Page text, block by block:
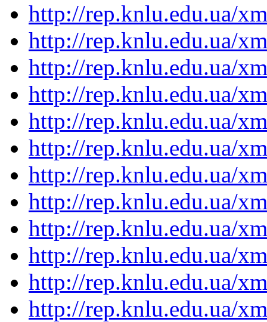
http://rep.knlu.edu.ua/
http://rep.knlu.edu.ua/
http://rep.knlu.edu.ua/
http://rep.knlu.edu.ua/
http://rep.knlu.edu.ua/
http://rep.knlu.edu.ua/
http://rep.knlu.edu.ua/
http://rep.knlu.edu.ua/
http://rep.knlu.edu.ua/
http://rep.knlu.edu.ua/
http://rep.knlu.edu.ua/
http://rep.knlu.edu.ua/